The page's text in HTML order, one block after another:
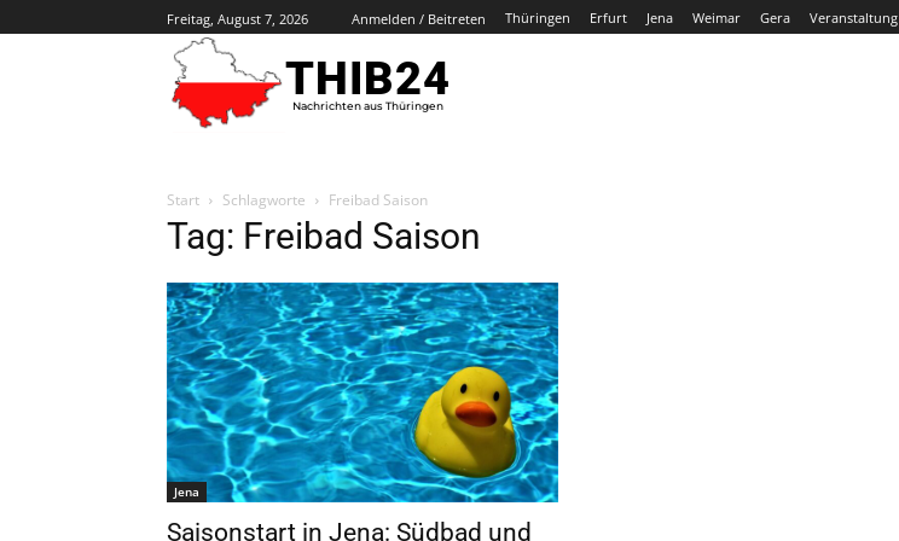
Freitag, August 7, 2026 Anmelden / Beitreten Thüringen Erfurt Jena Weimar Gera Veranstaltung
THIB24
Nachrichten aus Thüringen
Start Schlagworte Freibad Saison
Tag: Freibad Saison
Jena
Saisonstart in Jena: Südbad und